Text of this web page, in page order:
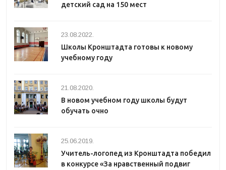
детский сад на 150 мест
23.08.2022.
Школы Кронштадта готовы к новому
учебному году
21.08.2020.
В новом учебном году школы будут
обучать очно
25.06.2019.
Учитель-логопед из Кронштадта победил
в конкурсе «За нравственный подвиг